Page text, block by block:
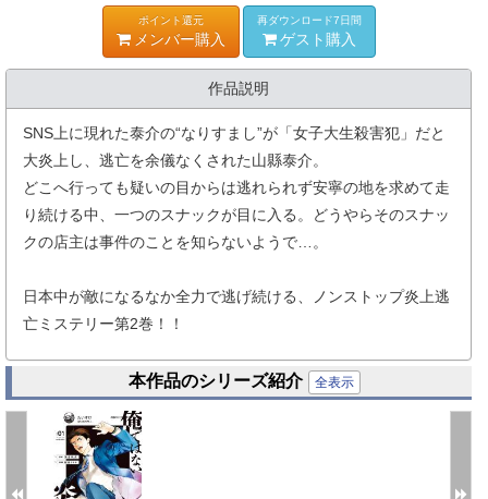
ポイント還元
メンバー購入
再ダウンロード7日間
ゲスト購入
作品説明
SNS上に現れた泰介の“なりすまし”が「女子大生殺害犯」だと
大炎上し、逃亡を余儀なくされた山縣泰介。
どこへ行っても疑いの目からは逃れられず安寧の地を求めて走
り続ける中、一つのスナックが目に入る。どうやらそのスナッ
クの店主は事件のことを知らないようで…。
日本中が敵になるなか全力で逃げ続ける、ノンストップ炎上逃
亡ミステリー第2巻！！
本作品のシリーズ紹介 全表示